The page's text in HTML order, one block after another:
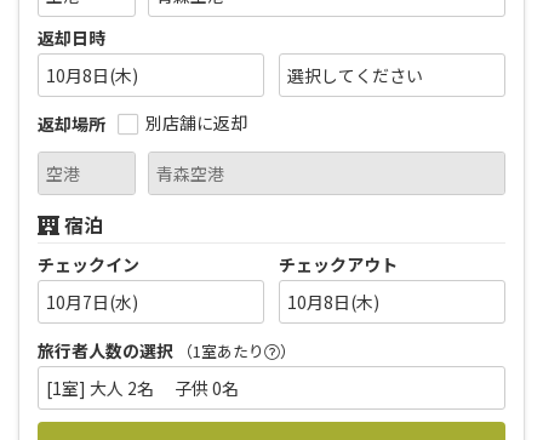
返却日時
10月8日(木)
返却場所
別店舗に返却
宿泊
チェックイン
10月7日(水)
チェックアウト
10月8日(木)
旅行者人数の選択
（1室あたり ）
[1室] 大人 2名 子供 0名